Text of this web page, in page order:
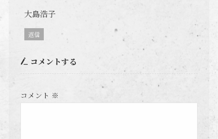
大島浩子
返信
コメントする
コメント ※